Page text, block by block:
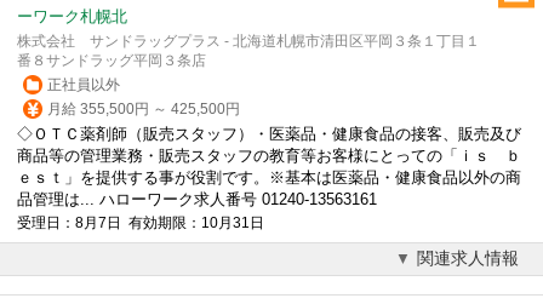
ーワーク札幌北
株式会社 サンドラッグプラス - 北海道札幌市清田区平岡３条１丁目１
番８サンドラッグ平岡３条店
正社員以外
月給 355,500円 ～ 425,500円
◇ＯＴＣ薬剤師（販売スタッフ）・医薬品・健康食品の接客、販売及び
商品等の管理業務・販売スタッフの教育等お客様にとっての「ｉｓ ｂ
ｅｓｔ」を提供する事が役割です。※基本は医薬品・健康食品以外の商
品管理は... ハローワーク求人番号 01240-13563161
受理日：8月7日 有効期限：10月31日
関連求人情報